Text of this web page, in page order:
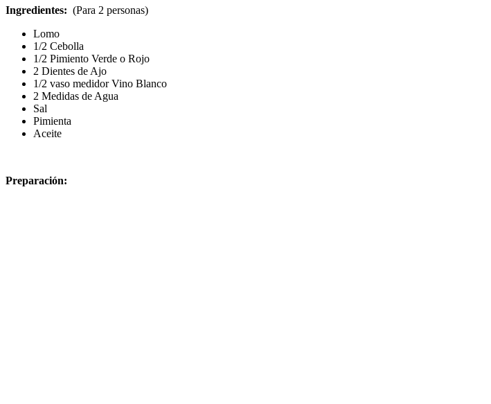
Ingredientes: (Para 2 personas)
Lomo
1/2 Cebolla
1/2 Pimiento Verde o Rojo
2 Dientes de Ajo
1/2 vaso medidor Vino Blanco
2 Medidas de Agua
Sal
Pimienta
Aceite
Preparación: